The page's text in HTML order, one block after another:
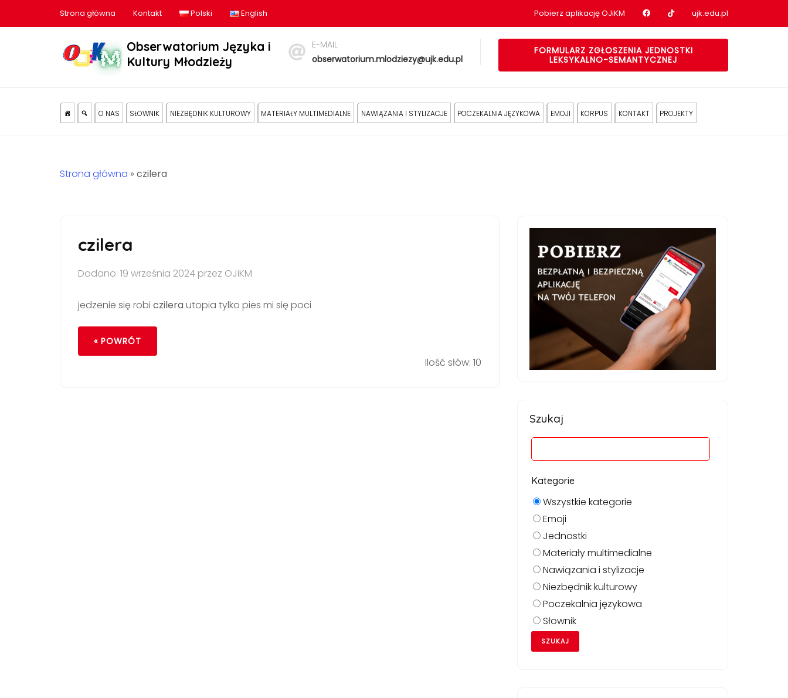
Strona główna Kontakt Polski English Pobierz aplikację OJiKM Nasz profil na Facebook
Nasz profil na tiktok
ujk.edu.pl
Obserwatorium Języka i
Kultury Młodzieży
E-MAIL
obserwatorium.mlodziezy@ujk.edu.pl
FORMULARZ ZGŁOSZENIA JEDNOSTKI
LEKSYKALNO-SEMANTYCZNEJ
O NAS SŁOWNIK NIEZBĘDNIK KULTUROWY MATERIAŁY MULTIMEDIALNE NAWIĄZANIA I STYLIZACJE POCZEKALNIA JĘZYKOWA EMOJI KORPUS KONTAKT PROJEKTY
Strona główna » czilera
czilera
Dodano: 19 września 2024 przez OJiKM
jedzenie się robi czilera utopia tylko pies mi się poci
« POWRÓT
Ilość słów: 10
Szukaj
Kategorie
Wszystkie kategorie
Emoji
Jednostki
Materiały multimedialne
Nawiązania i stylizacje
Niezbędnik kulturowy
Poczekalnia językowa
Słownik